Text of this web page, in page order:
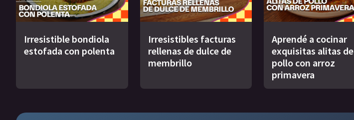
Irresistible bondiola
estofada con polenta
Irresistibles facturas
rellenas de dulce de
membrillo
Aprendé a cocinar
exquisitas alitas de
pollo con arroz
primavera